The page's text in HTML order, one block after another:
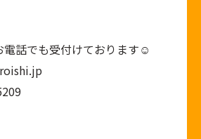
電話でも受付けております☺︎